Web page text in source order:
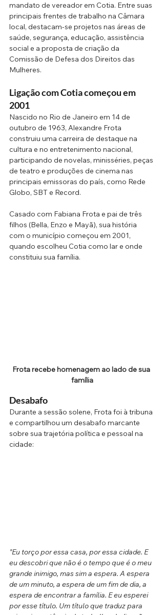
mandato de vereador em Cotia. Entre suas
principais frentes de trabalho na Câmara
local, destacam-se projetos nas áreas de
saúde, segurança, educação, assistência
social e a proposta de criação da
Comissão de Defesa dos Direitos das
Mulheres.
Ligação com Cotia começou em
2001
Nascido no Rio de Janeiro em 14 de
outubro de 1963, Alexandre Frota
construiu uma carreira de destaque na
cultura e no entretenimento nacional,
participando de novelas, minisséries, peças
de teatro e produções de cinema nas
principais emissoras do país, como Rede
Globo, SBT e Record.
Casado com Fabiana Frota e pai de três
filhos (Bella, Enzo e Mayã), sua história
com o município começou em 2001,
quando escolheu Cotia como lar e onde
constituiu sua família.
Frota recebe homenagem ao lado de sua
família
Desabafo
Durante a sessão solene, Frota foi à tribuna
e compartilhou um desabafo marcante
sobre sua trajetória política e pessoal na
cidade:
"Eu torço por essa casa, por essa cidade. E
eu descobri que não é o tempo que é o meu
grande inimigo, mas sim a espera. A espera
de um minuto, a espera de um fim de dia, a
espera de encontrar a família. E eu esperei
por esse título. Um título que traduz para